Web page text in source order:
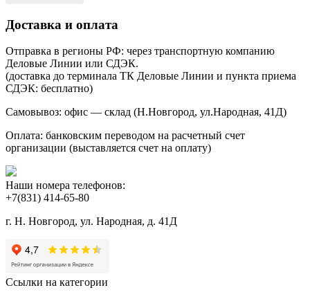
Доставка и оплата
Отправка в регионы РФ: через транспортную компанию
Деловые Линии или СДЭК.
(доставка до терминала ТК Деловые Линии и пункта приема
СДЭК: бесплатно)
Самовывоз: офис — склад (Н.Новгород, ул.Народная, 41Д)
Оплата: банковским переводом на расчетный счет
организации (выставляется счет на оплату)
Наши номера телефонов:
+7(831) 414-65-80
г. Н. Новгород, ул. Народная, д. 41Д
Ссылки на категории